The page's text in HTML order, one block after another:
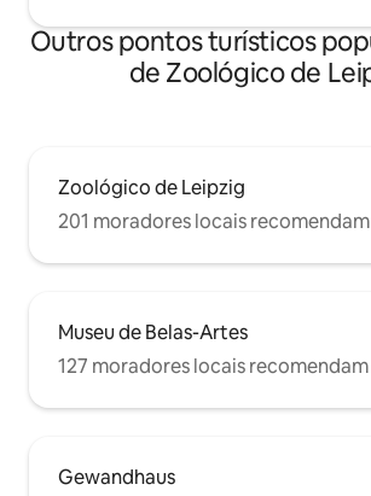
Outros pontos turísticos
de Zoológico de
Zoológico de Leipzig
201 moradores locais recomendam
Museu de Belas-Artes
127 moradores locais recomendam
Gewandhaus